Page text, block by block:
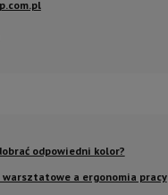
odpowiedni kolor?
a ergonomia pracy